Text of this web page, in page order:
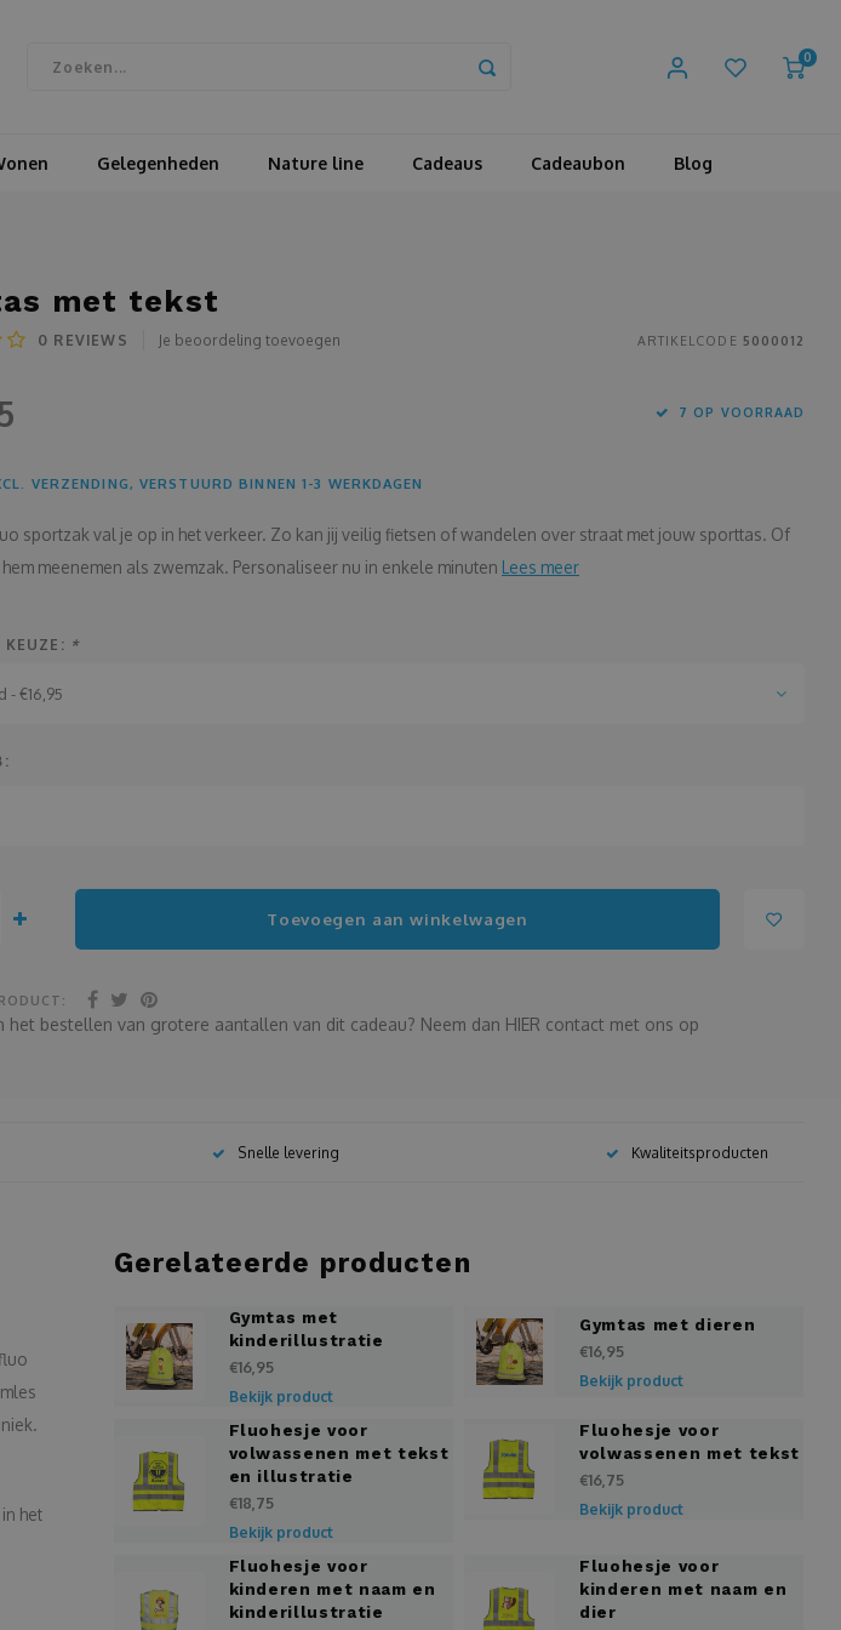
0
Gelegenheden Nature line Cadeaus Cadeaubon Blog
met tekst
0 REVIEWS Je beoordeling toevoegen ARTIKELCODE 5000012
7 OP VOORRAAD
VERZENDING, VERSTUURD BINNEN 1-3 WERKDAGEN
sportzak val je op in het verkeer. Zo kan jij veilig fietsen of wandelen over straat met jouw sporttas. Of
hem meenemen als zwemzak. Personaliseer nu in enkele minuten Lees meer
KEUZE: *
- €16,95
Toevoegen aan winkelwagen
het bestellen van grotere aantallen van dit cadeau? Neem dan HIER contact met ons op
Snelle levering Kwaliteitsproducten
het
Gerelateerde producten
Gymtas met
kinderillustratie
€16,95
Bekijk product
Gymtas met dieren
€16,95
Bekijk product
Fluohesje voor
volwassenen met tekst
en illustratie
€18,75
Bekijk product
Fluohesje voor
volwassenen met tekst
€16,75
Bekijk product
Fluohesje voor
kinderen met naam en
kinderillustratie
Fluohesje voor
kinderen met naam en
dier